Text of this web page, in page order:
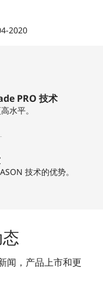
2020
PRO 技术
水平。
技术的优势。
闻，产品上市和更